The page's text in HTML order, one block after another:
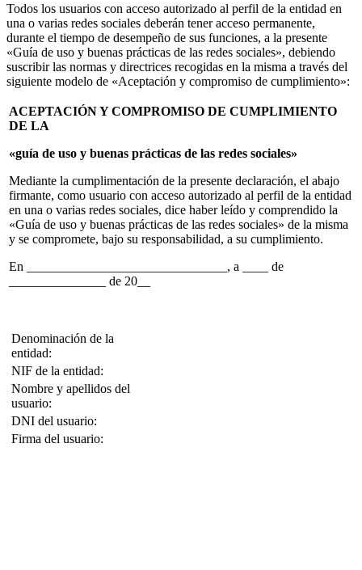
Todos los usuarios con acceso autorizado al perfil de la entidad en
una o varias redes sociales deberán tener acceso permanente,
durante el tiempo de desempeño de sus funciones, a la presente
«Guía de uso y buenas prácticas de las redes sociales», debiendo
suscribir las normas y directrices recogidas en la misma a través del
siguiente modelo de «Aceptación y compromiso de cumplimiento»:
ACEPTACIÓN Y COMPROMISO DE CUMPLIMIENTO
DE LA
«guía de uso y buenas prácticas de las redes sociales»
Mediante la cumplimentación de la presente declaración, el abajo
firmante, como usuario con acceso autorizado al perfil de la entidad
en una o varias redes sociales, dice haber leído y comprendido la
«Guía de uso y buenas prácticas de las redes sociales» de la misma
y se compromete, bajo su responsabilidad, a su cumplimiento.
En _______________________________, a ____ de
_______________ de 20__
Denominación de la
entidad:
NIF de la entidad:
Nombre y apellidos del
usuario:
DNI del usuario:
Firma del usuario: